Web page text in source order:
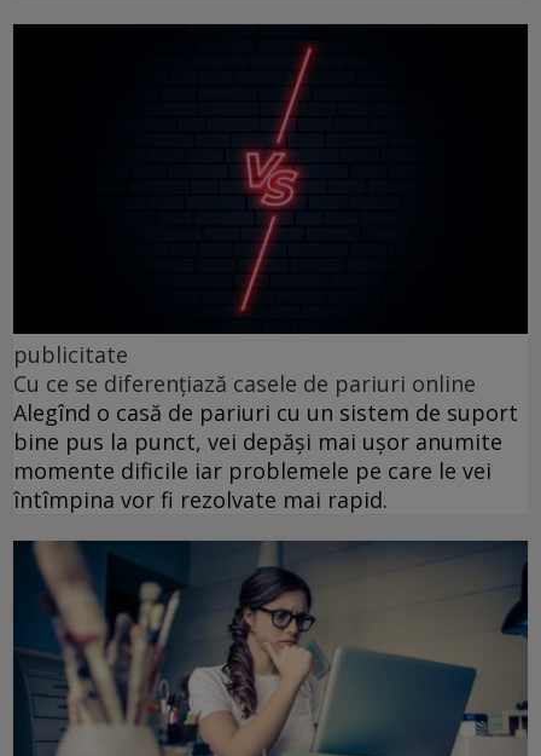
publicitate
Cu ce se diferențiază casele de pariuri online
Alegînd o casă de pariuri cu un sistem de suport
bine pus la punct, vei depăși mai ușor anumite
momente dificile iar problemele pe care le vei
întîmpina vor fi rezolvate mai rapid.